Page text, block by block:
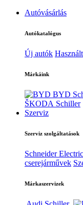
Autóvásárlás
Autókatalógus
Új autók
Márkáink
BYD
ŠKODA Schiller
Szerviz
Szerviz szolgáltatások
Schneider Electric
cserejárművek
Márkaszervizek